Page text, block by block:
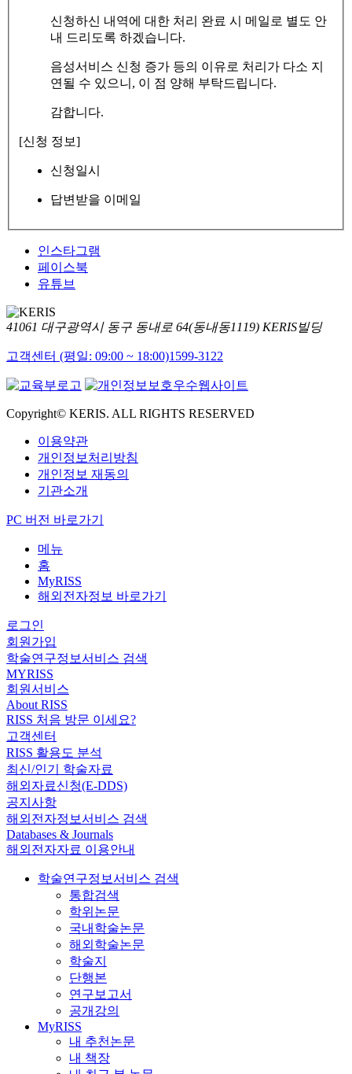
신청하신 내역에 대한 처리 완료 시 메일로 별도 안
내 드리도록 하겠습니다.
음성서비스 신청 증가 등의 이유로 처리가 다소 지
연될 수 있으니, 이 점 양해 부탁드립니다.
감합니다.
[신청 정보]
신청일시
답변받을 이메일
인스타그램
페이스북
유튜브
41061 대구광역시 동구 동내로 64(동내동1119) KERIS빌딩
고객센터 (평일: 09:00 ~ 18:00)1599-3122
Copyright© KERIS. ALL RIGHTS RESERVED
이용약관
개인정보처리방침
개인정보 재동의
기관소개
PC 버전 바로가기
메뉴
홈
MyRISS
해외전자정보 바로가기
로그인
회원가입
학술연구정보서비스 검색
MYRISS
회원서비스
About RISS
RISS 처음 방문 이세요?
고객센터
RISS 활용도 분석
최신/인기 학술자료
해외자료신청(E-DDS)
공지사항
해외전자정보서비스 검색
Databases & Journals
해외전자자료 이용안내
학술연구정보서비스 검색
통합검색
학위논문
국내학술논문
해외학술논문
학술지
단행본
연구보고서
공개강의
MyRISS
내 추천논문
내 책장